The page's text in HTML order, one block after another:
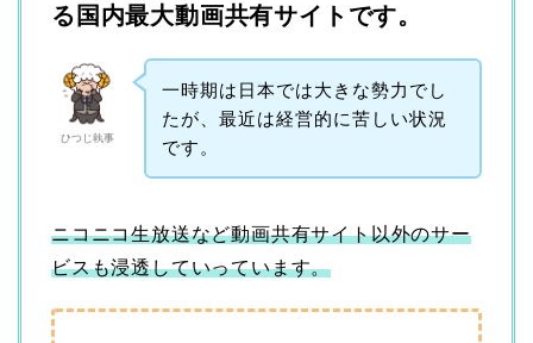
る国内最大動画共有サイトです。
ひつじ執事
一時期は日本では大きな勢力でし
たが、最近は経営的に苦しい状況
です。
ニコニコ生放送など動画共有サイト以外のサー
ビスも浸透していっています。